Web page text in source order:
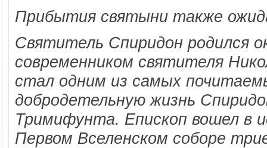
Прибытия святыни также
Святитель Спиридон родился
современником святителя
стал одним из самых
добродетельную жизнь
Тримифунта. Епископ вошел в
Первом Вселенском соборе